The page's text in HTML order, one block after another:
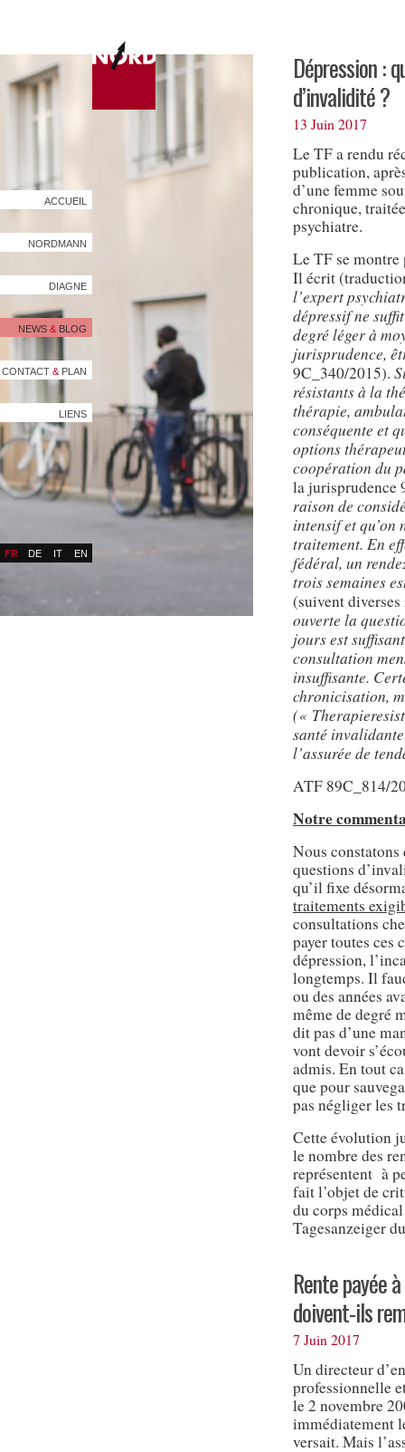
ACCUEIL
NORDMANN
DIAGNE
NEWS & BLOG
CONTACT & PLAN
LIENS
FR DE IT EN
Dépression :
d’invalidité ?
13 Juin 2017
Le TF a rendu
publication,
d’une femme
chronique,
psychiatre.
Le TF se montre
Il écrit
l’expert
dépressif ne
degré léger à
jurisprudence,
9C_340/2015).
résistants à la
thérapie,
conséquente et
options
coopération du
la jurisprudence
raison de
intensif et qu’on
traitement. En
fédéral, un
trois semaines
(suivent
ouverte la
jours est
consultation
insuffisante.
chronicisation,
(«
santé
l’assurée de
ATF 89C_814/
Notre
Nous constatons
questions
qu’il fixe
traitements
consultations
payer toutes ces
dépression,
longtemps. Il
ou des années
même de degré
dit pas d’une
vont devoir
admis. En tout
que pour
pas négliger les
Cette évolution
le nombre des
représentent à
fait l’objet de
du corps
Tagesanzeiger
Rente payée
doivent-ils
7 Juin 2017
Un directeur
professionnelle
le 2 novembre
immédiatement
versait. Mais